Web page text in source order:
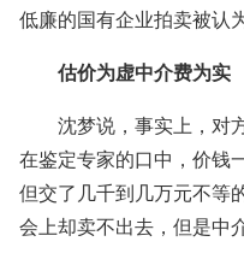
低廉的国有企业拍卖被认
估价为虚中介费为实
沈梦说，事实上，对
在鉴定专家的口中，价钱
但交了几千到几万元不等
会上却卖不出去，但是中